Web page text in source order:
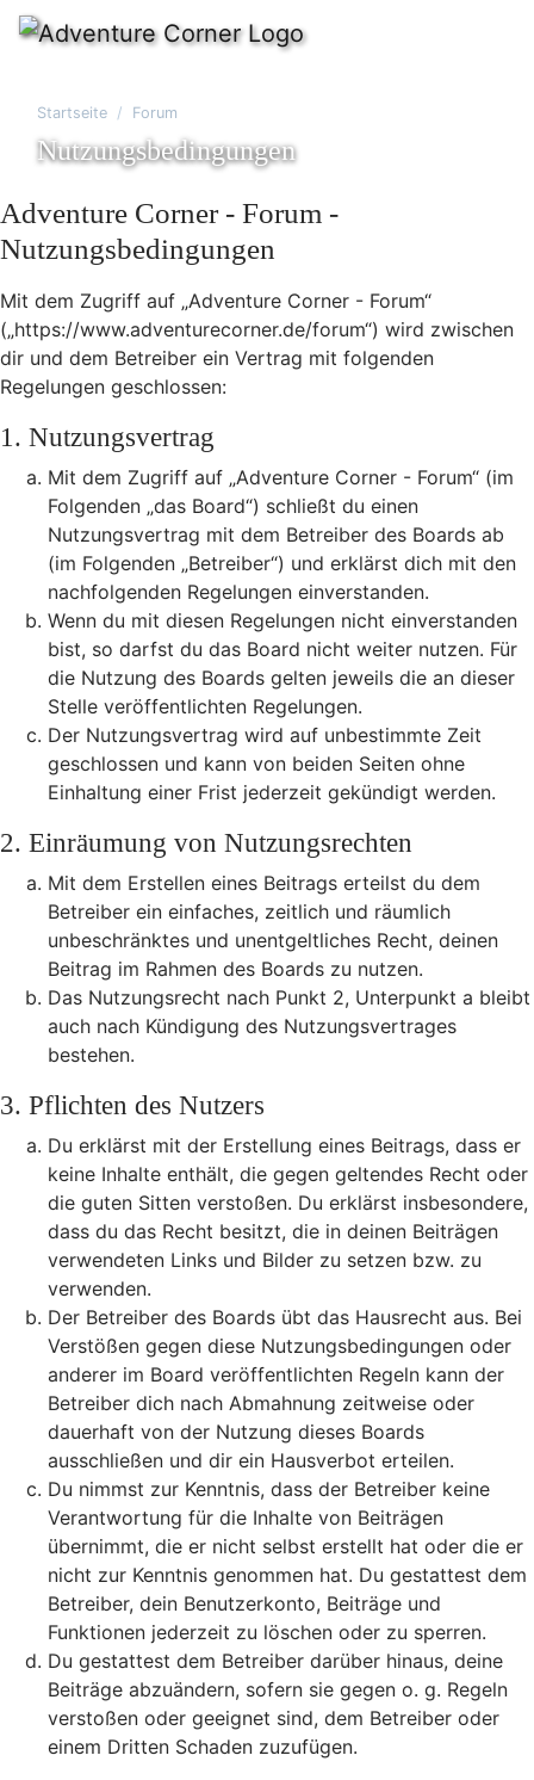
Startseite Forum
Nutzungsbedingungen
Adventure Corner - Forum -
Nutzungsbedingungen
Mit dem Zugriff auf „Adventure Corner - Forum“
(„https://www.adventurecorner.de/forum“) wird zwischen
dir und dem Betreiber ein Vertrag mit folgenden
Regelungen geschlossen:
1. Nutzungsvertrag
Mit dem Zugriff auf „Adventure Corner - Forum“ (im
Folgenden „das Board“) schließt du einen
Nutzungsvertrag mit dem Betreiber des Boards ab
(im Folgenden „Betreiber“) und erklärst dich mit den
nachfolgenden Regelungen einverstanden.
Wenn du mit diesen Regelungen nicht einverstanden
bist, so darfst du das Board nicht weiter nutzen. Für
die Nutzung des Boards gelten jeweils die an dieser
Stelle veröffentlichten Regelungen.
Der Nutzungsvertrag wird auf unbestimmte Zeit
geschlossen und kann von beiden Seiten ohne
Einhaltung einer Frist jederzeit gekündigt werden.
2. Einräumung von Nutzungsrechten
Mit dem Erstellen eines Beitrags erteilst du dem
Betreiber ein einfaches, zeitlich und räumlich
unbeschränktes und unentgeltliches Recht, deinen
Beitrag im Rahmen des Boards zu nutzen.
Das Nutzungsrecht nach Punkt 2, Unterpunkt a bleibt
auch nach Kündigung des Nutzungsvertrages
bestehen.
3. Pflichten des Nutzers
Du erklärst mit der Erstellung eines Beitrags, dass er
keine Inhalte enthält, die gegen geltendes Recht oder
die guten Sitten verstoßen. Du erklärst insbesondere,
dass du das Recht besitzt, die in deinen Beiträgen
verwendeten Links und Bilder zu setzen bzw. zu
verwenden.
Der Betreiber des Boards übt das Hausrecht aus. Bei
Verstößen gegen diese Nutzungsbedingungen oder
anderer im Board veröffentlichten Regeln kann der
Betreiber dich nach Abmahnung zeitweise oder
dauerhaft von der Nutzung dieses Boards
ausschließen und dir ein Hausverbot erteilen.
Du nimmst zur Kenntnis, dass der Betreiber keine
Verantwortung für die Inhalte von Beiträgen
übernimmt, die er nicht selbst erstellt hat oder die er
nicht zur Kenntnis genommen hat. Du gestattest dem
Betreiber, dein Benutzerkonto, Beiträge und
Funktionen jederzeit zu löschen oder zu sperren.
Du gestattest dem Betreiber darüber hinaus, deine
Beiträge abzuändern, sofern sie gegen o. g. Regeln
verstoßen oder geeignet sind, dem Betreiber oder
einem Dritten Schaden zuzufügen.